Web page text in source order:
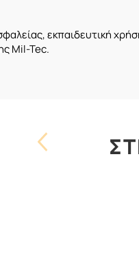
εκπαιδευτική
Mil-Tec.